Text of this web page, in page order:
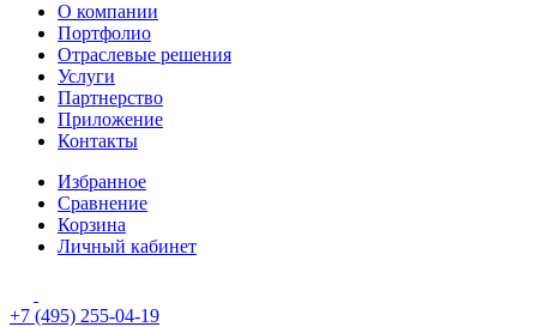
О компании
Портфолио
Отраслевые решения
Услуги
Партнерство
Приложение
Контакты
Избранное
Сравнение
Корзина
Личный кабинет
+7 (495) 255-04-19